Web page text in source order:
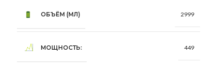
ОБЪЁМ (МЛ) 2999
МОЩНОСТЬ: 449